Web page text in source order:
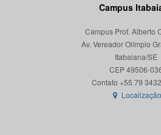
Campus
Campus Prof. Alberto
Av. Vereador Olímpio
Itabaiana/SE
CEP 49506-
Localização